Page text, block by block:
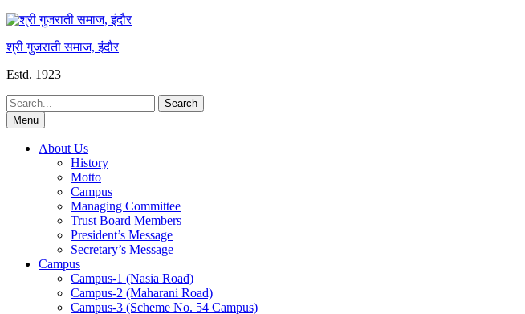
श्री गुजराती समाज, इंदौर
Estd. 1923
Search
for:Menu
About Us
History
Motto
Campus
Managing Committee
Trust Board Members
President’s Message
Secretary’s Message
Campus
Campus-1 (Nasia Road)
Campus-2 (Maharani Road)
Campus-3 (Scheme No. 54 Campus)